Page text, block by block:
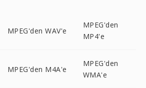
MPEG'den WAV'e
MPEG'den
MP4'e
MPEG'den M4A'e
MPEG'den
WMA'e